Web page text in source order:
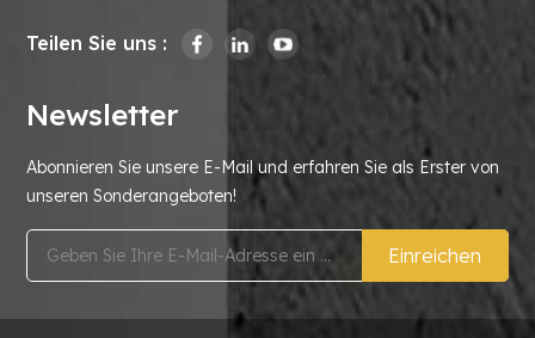
Teilen Sie uns :
Newsletter
Abonnieren Sie unsere E-Mail und erfahren Sie als Erster von
unseren Sonderangeboten!
Einreichen